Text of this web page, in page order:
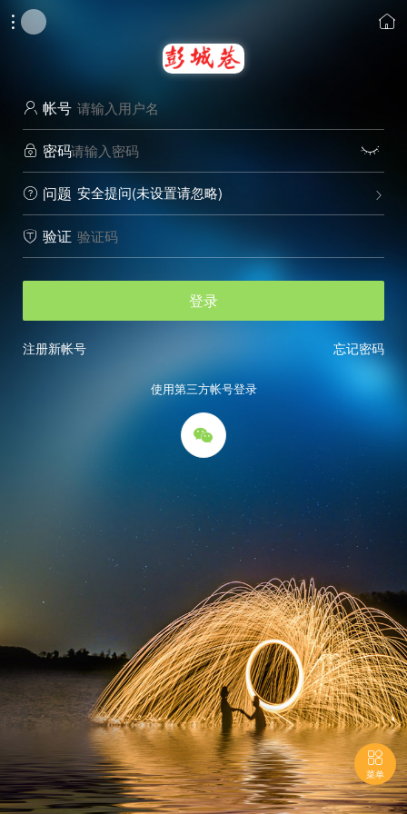
 
 帐号
 密码 
 问题 
安全提问(未设置请忽略)
 验证
登录
忘记密码
注册新帐号
使用第三方帐号登录


菜单